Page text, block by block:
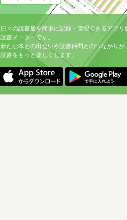
日々の読書量を簡単に記録・管理できるアプリ
読書メーターです。
新たな本との出会いや読書仲間とのつながりが
読書をもっと楽しくします。